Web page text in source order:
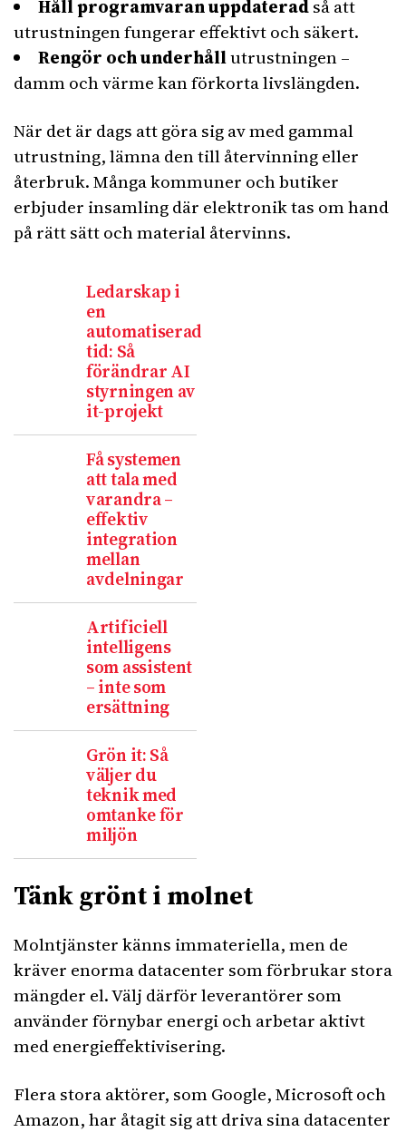
Håll programvaran uppdateradså att
utrustningen fungerar effektivt och säkert.
Rengör och underhållutrustningen –
damm och värme kan förkorta livslängden.
När det är dags att göra sig av med gammal
utrustning, lämna den till återvinning eller
återbruk. Många kommuner och butiker
erbjuder insamling där elektronik tas om hand
på rätt sätt och material återvinns.
Ledarskap i
en
automatiserad
tid: Så
förändrar AI
styrningen av
it-projekt
Få systemen
att tala med
varandra –
effektiv
integration
mellan
avdelningar
Artificiell
intelligens
som assistent
– inte som
ersättning
Grön it: Så
väljer du
teknik med
omtanke för
miljön
Tänk grönt i molnet
Molntjänster känns immateriella, men de
kräver enorma datacenter som förbrukar stora
mängder el. Välj därför leverantörer som
använder förnybar energi och arbetar aktivt
med energieffektivisering.
Flera stora aktörer, som Google, Microsoft och
Amazon, har åtagit sig att driva sina datacenter